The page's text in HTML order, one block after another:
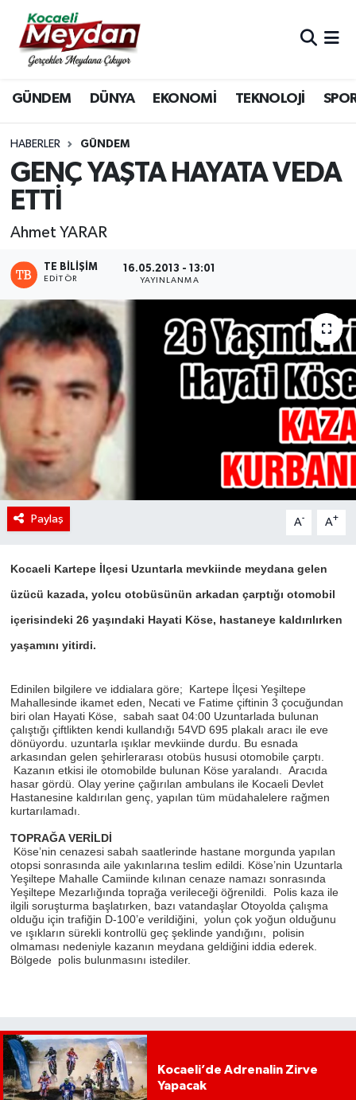
GÜNDEM DÜNYA EKONOMİ TEKNOLOJİ
HABERLER GÜNDEM
GENÇ YAŞTA HAYATA VEDA
ETTİ
Ahmet YARAR
TE BILIŞIM
EDITÖR
16.05.2013 - 13:01
YAYINLANMA
Paylaş A- A+
Kocaeli Kartepe İlçesi Uzuntarla mevkiinde meydana gelen
üzücü kazada, yolcu otobüsünün arkadan çarptığı otomobil
içerisindeki 26 yaşındaki Hayati Köse, hastaneye kaldırılırken
yaşamını yitirdi.
Edinilen bilgilere ve iddialara göre; Kartepe İlçesi Yeşiltepe
Mahallesinde ikamet eden, Necati ve Fatime çiftinin 3 çocuğundan
biri olan Hayati Köse, sabah saat 04:00 Uzuntarlada bulunan
çalıştığı çiftlikten kendi kullandığı 54VD 695 plakalı aracı ile eve
dönüyordu. uzuntarla ışıklar mevkiinde durdu. Bu esnada
arkasından gelen şehirlerarası otobüs hususi otomobile çarptı.
Kazanın etkisi ile otomobilde bulunan Köse yaralandı. Aracıda
hasar gördü. Olay yerine çağırılan ambulans ile Kocaeli Devlet
Hastanesine kaldırılan genç, yapılan tüm müdahalelere rağmen
kurtarılamadı.
TOPRAĞA VERİLDİ
Köse’nin cenazesi sabah saatlerinde hastane morgunda yapılan
otopsi sonrasında aile yakınlarına teslim edildi. Köse’nin Uzuntarla
Yeşiltepe Mahalle Camiinde kılınan cenaze namazı sonrasında
Yeşiltepe Mezarlığında toprağa verileceği öğrenildi. Polis kaza ile
ilgili soruşturma başlatırken, bazı vatandaşlar Otoyolda çalışma
olduğu için trafiğin D-100’e verildiğini, yolun çok yoğun olduğunu
ve ışıkların sürekli kontrollü geç şeklinde yandığını, polisin
olmaması nedeniyle kazanın meydana geldiğini iddia ederek.
Bölgede polis bulunmasını istediler.
Kocaeli’de Adrenalin Zirve
Yapacak
Nöbetçi Eczaneler
Hava Durumu
Trafik Durumu
Süper Lig Puan Durumu ve Fikstür
Son Dakika Haberleri
Haber Arşivi